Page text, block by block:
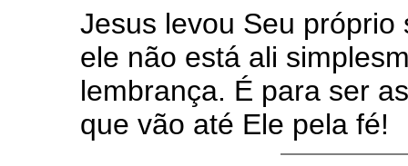
Jesus levou Seu
ele não está ali
lembrança. É para ser
que vão até Ele pela fé!